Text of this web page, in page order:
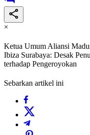
×
Ketua Umum Aliansi
Ibiza Surabaya: Desak
terhadap Pengeroyokan
Sebarkan artikel ini